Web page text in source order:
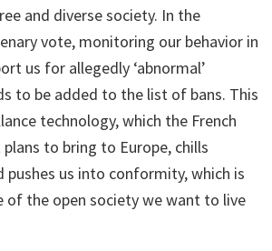
and diverse society. In the
vote, monitoring our behavior in
us for allegedly ‘abnormal’
to be added to the list of bans. This
technology, which the French
to bring to Europe, chills
pushes us into conformity, which is
of the open society we want to live